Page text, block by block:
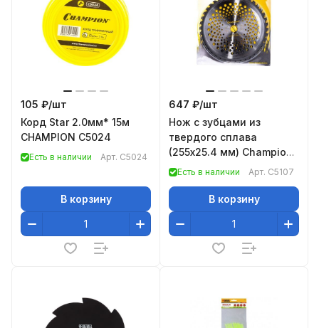
105 ₽/шт
Корд Star 2.0мм* 15м
CHAMPION C5024
Есть в наличии Арт. C5024
В корзину
647 ₽/шт
Нож с зубцами из
твердого сплава
(255х25.4 мм) Champion
C5107
Есть в наличии Арт. C5107
В корзину